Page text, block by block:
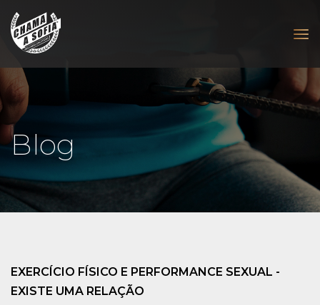
Blog
EXERCÍCIO FÍSICO E PERFORMANCE SEXUAL -
EXISTE UMA RELAÇÃO